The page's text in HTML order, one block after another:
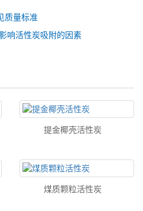
质量标准
响活性炭吸附的因素
提金椰壳活性炭
煤质颗粒活性炭